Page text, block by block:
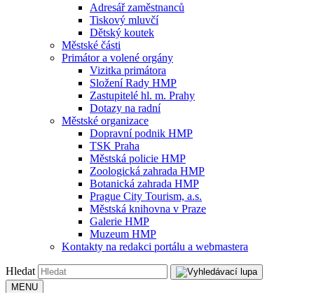
Adresář zaměstnanců
Tiskový mluvčí
Dětský koutek
Městské části
Primátor a volené orgány
Vizitka primátora
Složení Rady HMP
Zastupitelé hl. m. Prahy
Dotazy na radní
Městské organizace
Dopravní podnik HMP
TSK Praha
Městská policie HMP
Zoologická zahrada HMP
Botanická zahrada HMP
Prague City Tourism, a.s.
Městská knihovna v Praze
Galerie HMP
Muzeum HMP
Kontakty na redakci portálu a webmastera
Hledat
MENU